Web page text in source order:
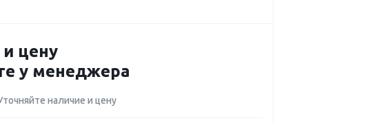
цену
у менеджера
наличие и цену